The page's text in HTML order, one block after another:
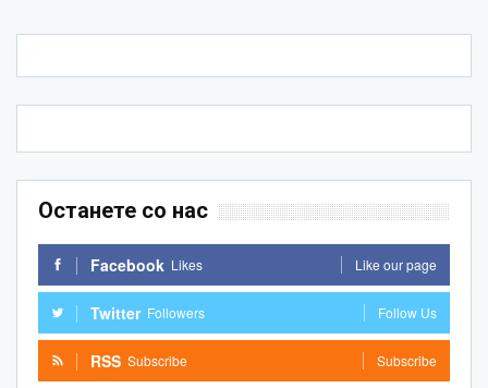
Останете со нас
Facebook Likes Like our page
Twitter Followers Follow Us
RSS Subscribe Subscribe